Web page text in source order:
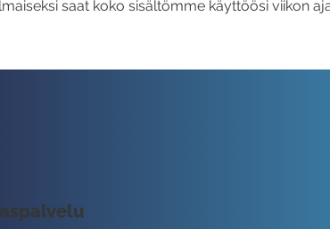
saat koko sisältömme käyttöösi viikon